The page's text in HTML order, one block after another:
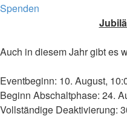
Spenden
Auch in diesem Jahr gibt es
Eventbeginn: 10. August,
Beginn Abschaltphase: 24.
Vollständige Deaktivierung: